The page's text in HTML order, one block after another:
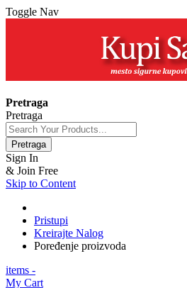
Toggle Nav
Pretraga
Pretraga
Pretraga
Sign In
& Join Free
Skip to Content
Pristupi
Kreirajte Nalog
Poređenje proizvoda
items -
My Cart